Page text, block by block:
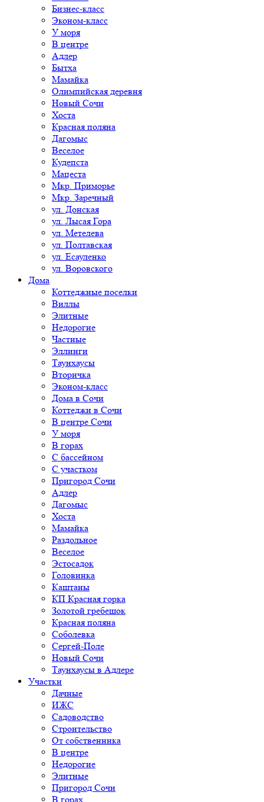
Бизнес-класс
Эконом-класс
У моря
В центре
Адлер
Бытха
Мамайка
Олимпийская деревня
Новый Сочи
Хоста
Красная поляна
Дагомыс
Веселое
Кудепста
Мацеста
Мкр. Приморье
Мкр. Заречный
ул. Донская
ул. Лысая Гора
ул. Метелева
ул. Полтавская
ул. Есауленко
ул. Воровского
Дома
Коттеджные поселки
Виллы
Элитные
Недорогие
Частные
Эллинги
Таунхаусы
Вторичка
Эконом-класс
Дома в Сочи
Коттеджи в Сочи
В центре Сочи
У моря
В горах
С бассейном
С участком
Пригород Сочи
Адлер
Дагомыс
Хоста
Мамайка
Раздольное
Веселое
Эстосадок
Головинка
Каштаны
КП Красная горка
Золотой гребешок
Красная поляна
Соболевка
Сергей-Поле
Новый Сочи
Таунхаусы в Адлере
Участки
Дачные
ИЖС
Садоводство
Строительство
От собственника
В центре
Недорогие
Элитные
Пригород Сочи
В горах